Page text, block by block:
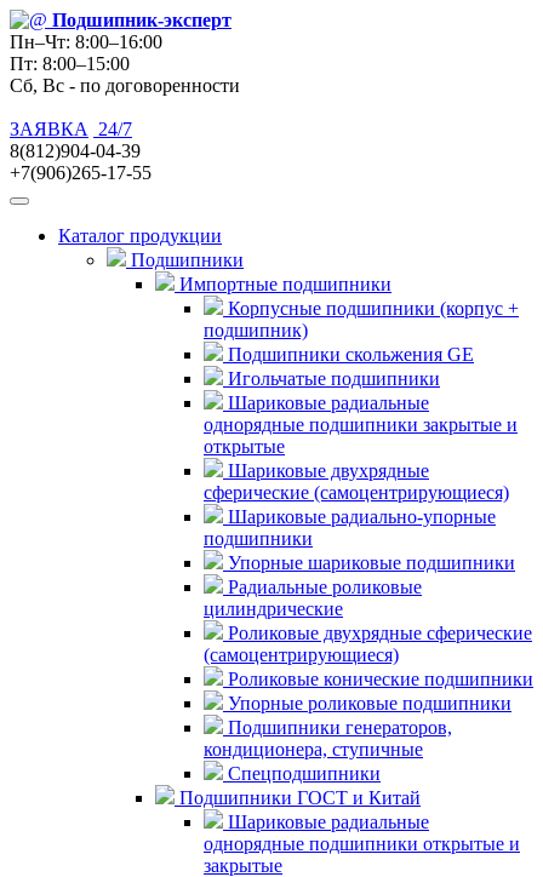
Подшипник-эксперт
Пн–Чт: 8:00–16:00
Пт: 8:00–15:00
Сб, Вс - по договоренности
ЗАЯВКА
24/7
8(812)904-04-39
+7(906)265-17-55
Каталог продукции
Подшипники
Импортные подшипники
Корпусные подшипники (корпус +
подшипник)
Подшипники скольжения GE
Игольчатые подшипники
Шариковые радиальные
однорядные подшипники закрытые и
открытые
Шариковые двухрядные
сферические (самоцентрирующиеся)
Шариковые радиально-упорные
подшипники
Упорные шариковые подшипники
Радиальные роликовые
цилиндрические
Роликовые двухрядные сферические
(самоцентрирующиеся)
Роликовые конические подшипники
Упорные роликовые подшипники
Подшипники генераторов,
кондиционера, ступичные
Спецподшипники
Подшипники ГОСТ и Китай
Шариковые радиальные
однорядные подшипники открытые и
закрытые